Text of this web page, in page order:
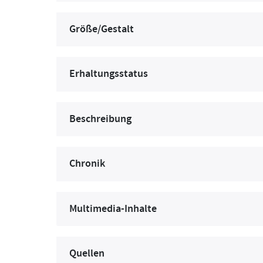
Größe/Gestalt
Erhaltungsstatus
Beschreibung
Chronik
Multimedia-Inhalte
Quellen